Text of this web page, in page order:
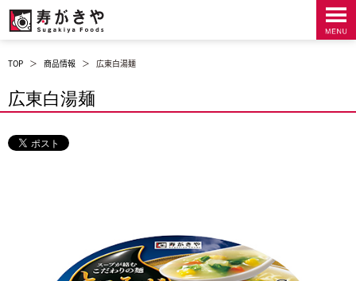
TOP ＞ 商品情報 ＞ 広東白湯麺
広東白湯麺